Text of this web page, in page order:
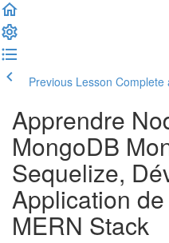
Previous Lesson Complete
Apprendre
MongoDB
Sequelize,
Application
MERN Stack